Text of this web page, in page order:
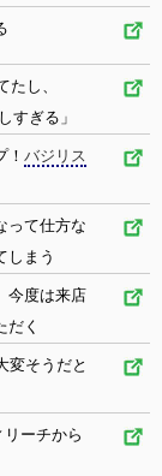
たし、
すぎる」
！ バジリス
って仕方な
しまう
今度は来店
だく
変そうだと
ーチから